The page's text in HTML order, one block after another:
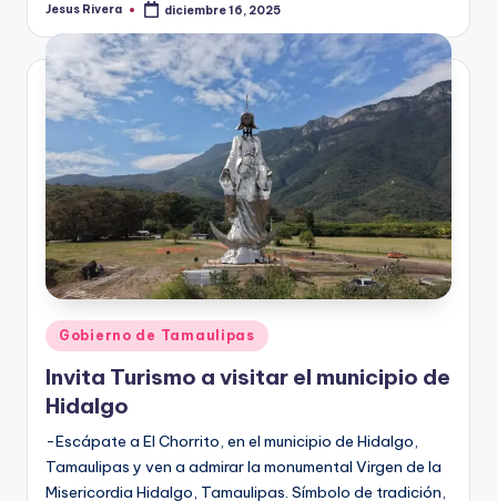
Publicado
Jesus Rivera diciembre 16, 2025
Publicado
en
Gobierno de Tamaulipas
Invita Turismo a visitar el municipio de
Hidalgo
-Escápate a El Chorrito, en el municipio de Hidalgo,
Tamaulipas y ven a admirar la monumental Virgen de la
Misericordia Hidalgo, Tamaulipas. Símbolo de tradición,